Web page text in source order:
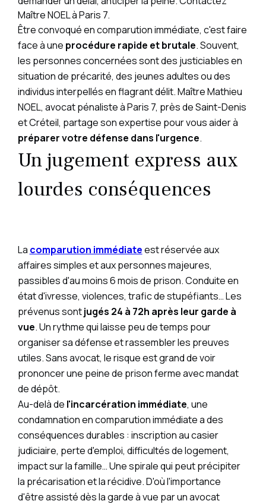
Maître NOEL à Paris 7.
Être convoqué en comparution immédiate, c'est faire
face à une procédure rapide et brutale. Souvent,
les personnes concernées sont des justiciables en
situation de précarité, des jeunes adultes ou des
individus interpellés en flagrant délit. Maître Mathieu
NOEL, avocat pénaliste à Paris 7, près de Saint-Denis
et Créteil, partage son expertise pour vous aider à
préparer votre défense dans l'urgence.
Un jugement express aux
lourdes conséquences
La comparution immédiateest réservée aux
affaires simples et aux personnes majeures,
passibles d'au moins 6 mois de prison. Conduite en
état d'ivresse, violences, trafic de stupéfiants… Les
prévenus sontjugés 24 à 72h après leur garde à
vue. Un rythme qui laisse peu de temps pour
organiser sa défense et rassembler les preuves
utiles. Sans avocat, le risque est grand de voir
prononcer une peine de prison ferme avec mandat
de dépôt.
Au-delà de l'incarcération immédiate, une
condamnation en comparution immédiate a des
conséquences durables : inscription au casier
judiciaire, perte d'emploi, difficultés de logement,
impact sur la famille… Une spirale qui peut précipiter
la précarisation et la récidive. D'où l'importance
d'être assisté dès la garde à vue par un avocat